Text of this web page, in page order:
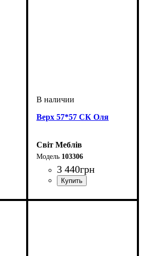
Верх 57*57 СК Оля
Світ Меблів
103306
3 440грн